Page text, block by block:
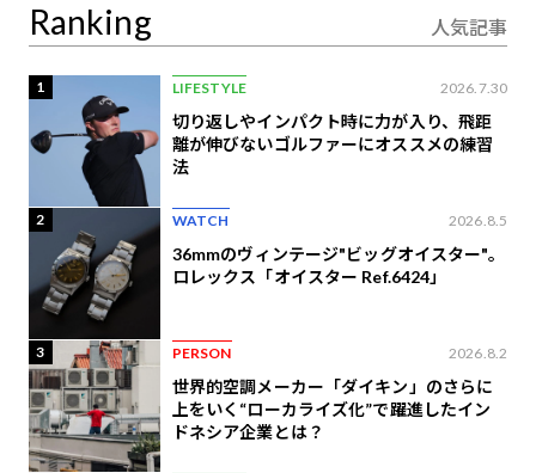
Ranking 人気記事
1 LIFESTYLE 2026.7.30
切り返しやインパクト時に力が入り、飛距
離が伸びないゴルファーにオススメの練習
法
2 WATCH 2026.8.5
36mmのヴィンテージ"ビッグオイスター"。
ロレックス「オイスター Ref.6424」
3 PERSON 2026.8.2
世界的空調メーカー「ダイキン」のさらに
上をいく“ローカライズ化”で躍進したイン
ドネシア企業とは？